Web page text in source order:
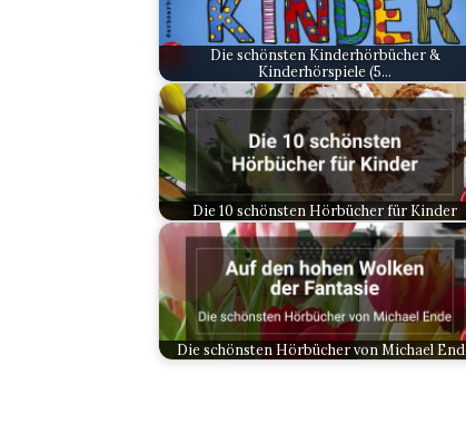
Die schönsten Kinderhörbücher &
Kinderhörspiele (5…
Die 10 schönsten Hörbücher für Kinder
Die schönsten Hörbücher von Michael